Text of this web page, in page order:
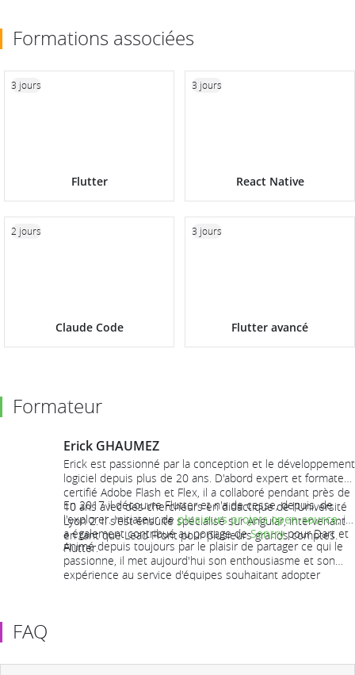
Formations associées
Flutter
3 jours
React Native
3 jours
Claude Code
2 jours
Flutter avancé
3 jours
Formateur
Erick GHAUMEZ
Erick est passionné par la conception et le développement
logiciel depuis plus de 20 ans. D'abord expert et formateur
certifié Adobe Flash et Flex, il a collaboré pendant près de
10 ans avec des chercheurs en didactique de l'Université
Lyon 2. Il s'est ensuite spécialisé sur Angular, intervenant
en tant que Lead Front pour plusieurs grands comptes.
En 2017 il découvre Flutter et n'a de cesse, depuis, de
l'explorer. Initiateur deplusieurs projets open-source, il
a également contribué au portage deSentrypour Dart et
Flutter.
Animé depuis toujours par le plaisir de partager ce qui le
passionne, il met aujourd'hui son enthousiasme et son
expérience au service d'équipes souhaitant adopter
FAQ